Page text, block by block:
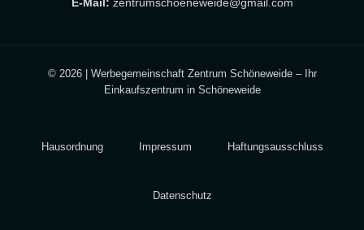
© 2026 | Werbegemeinschaft Zentrum Schöneweide – Ihr
Einkaufszentrum in Schöneweide
Hausordnung Impressum Haftungsausschluss
Datenschutz